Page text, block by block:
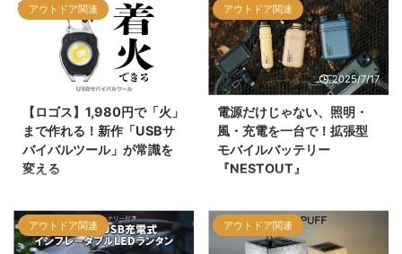
紹介します。スポーツシーンを意
識したタフなカラーリングに、ダ
ークルームテクノロジー搭載のシ
ェードや、丸洗い可能なメッシュ
ワゴンなど、2026年の新作を含
れています。機能性と洗練された
デザインを両立した注目の新シリ
ーズを詳しく解説します。
ら登場している、機能的な
「FOLDABLE BOTTLE
HOLDER」をご紹介。最大の特徴
は、飲み終わった後に約8cmのス
クエア型に折りたためる独自構
造。タフなターポリン素材の魅力
や、あわせてチェックしたい類似
の関連商品についてもまとめまし
た。
アウトドア関連
2026/1/9
【ロゴス】1,980円で「火」
まで作れる！新作「USBサ
バイバルツール」が常識を
変える
「着火できる・USBサバイバルツ
ール」を解説。1,980円で火おこ
し、LEDライト、ドライバー、カ
アウトドア関連
2025/7/17
電源だけじゃない、照明・
風・充電を一台で！拡張型
モバイルバッテリー
『NESTOUT』
えて、LEDランタンや扇風機、ソ
ーラー充電にも対応。
ELECOM「NESTOUT」は専用ギ
アウトドア関連 アウトドア関連